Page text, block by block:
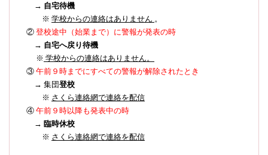
→ 自宅待機
※ 学校からの連絡はありません 。
② 登校途中（始業まで）に警報が発表の時
→ 自宅へ戻り待機
※ 学校からの連絡はありません。
③ 午前９時までにすべての警報が解除されたとき
→ 集団登校
※ さくら連絡網で連絡を配信
④ 午前９時以降も発表中の時
→ 臨時休校
※ さくら連絡網で連絡を配信